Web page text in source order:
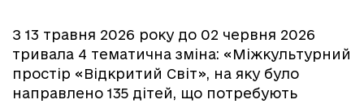
З 13 травня 2026 року до 02 червня 2026
тривала 4 тематична зміна: «Міжкультурний
простір «Відкритий Світ», на яку було
направлено 135 дітей, що потребують